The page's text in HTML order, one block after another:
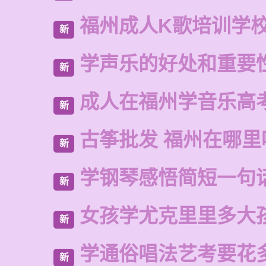
新 福州成人K歌培训学
新 学声乐的好处和重要
新 成人在福州学音乐高
新 古筝批发 福州在哪
新 学钢琴感悟简短一句
新 女孩学尤克里里多大
新 学通俗唱法艺考要花